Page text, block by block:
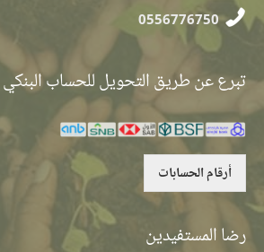
0556776750
تبرع عن طريق التحويل للحساب البنكي
أرقام الحسابات
رضا المستفيدين